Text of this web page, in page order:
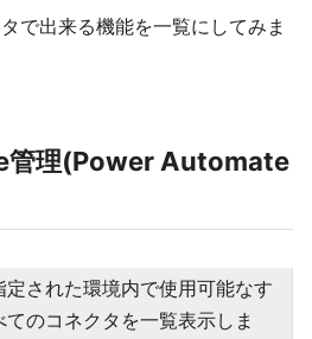
で出来る機能を一覧にしてみま
理(Power Automate
定された環境内で使用可能なす
てのコネクタを一覧表示しま